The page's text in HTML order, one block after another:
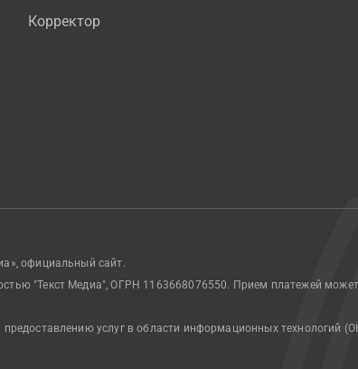
Корректор
официальный сайт.
"Текст Медиа", ОГРН 1163668076550. Прием платежей
услуг в области информационных технологий